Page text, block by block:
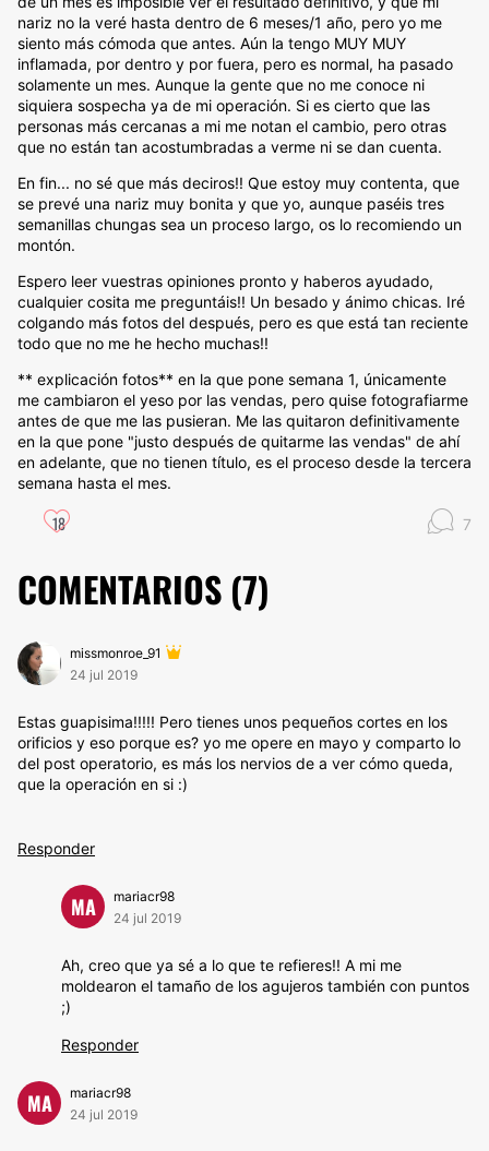
nariz no la veré hasta dentro de 6 meses/1 año, pero yo me
siento más cómoda que antes. Aún la tengo MUY MUY
inflamada, por dentro y por fuera, pero es normal, ha pasado
solamente un mes. Aunque la gente que no me conoce ni
siquiera sospecha ya de mi operación. Si es cierto que las
personas más cercanas a mi me notan el cambio, pero otras
que no están tan acostumbradas a verme ni se dan cuenta.
En fin... no sé que más deciros!! Que estoy muy contenta, que
se prevé una nariz muy bonita y que yo, aunque paséis tres
semanillas chungas sea un proceso largo, os lo recomiendo un
montón.
Espero leer vuestras opiniones pronto y haberos ayudado,
cualquier cosita me preguntáis!! Un besado y ánimo chicas. Iré
colgando más fotos del después, pero es que está tan reciente
todo que no me he hecho muchas!!
** explicación fotos** en la que pone semana 1, únicamente
me cambiaron el yeso por las vendas, pero quise fotografiarme
antes de que me las pusieran. Me las quitaron definitivamente
en la que pone "justo después de quitarme las vendas" de ahí
en adelante, que no tienen título, es el proceso desde la tercera
semana hasta el mes.
18 7
COMENTARIOS (7)
missmonroe_91
24 jul 2019
Estas guapisima!!!!! Pero tienes unos pequeños cortes en los
orificios y eso porque es? yo me opere en mayo y comparto lo
del post operatorio, es más los nervios de a ver cómo queda,
que la operación en si :)
Responder
MA
mariacr98
24 jul 2019
Ah, creo que ya sé a lo que te refieres!! A mi me
moldearon el tamaño de los agujeros también con puntos
;)
Responder
MA
mariacr98
24 jul 2019